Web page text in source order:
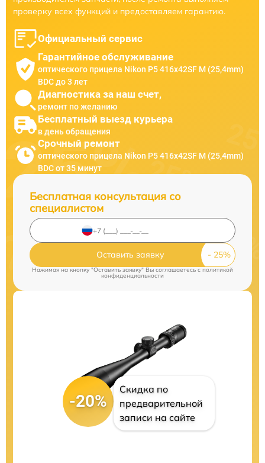
проверку всех функций и предоставляем гарантию.
Официальный сервис
Гарантийное обслуживание
оптического прицела Nikon P5 416x42SF M (25,4mm)
BDC до 3 лет
Диагностика за наш счет,
ремонт по желанию
Бесплатный выезд курьера
в день обращения
Срочный ремонт
оптического прицела Nikon P5 416x42SF M (25,4mm)
BDC от 35 минут
Бесплатная консультация со
специалистом
Оставить заявку
Нажимая на кнопку "Оставить заявку" Вы соглашаетесь cполитикой
конфиденциальности
-20%
Скидка по
предварительной
записи на сайте